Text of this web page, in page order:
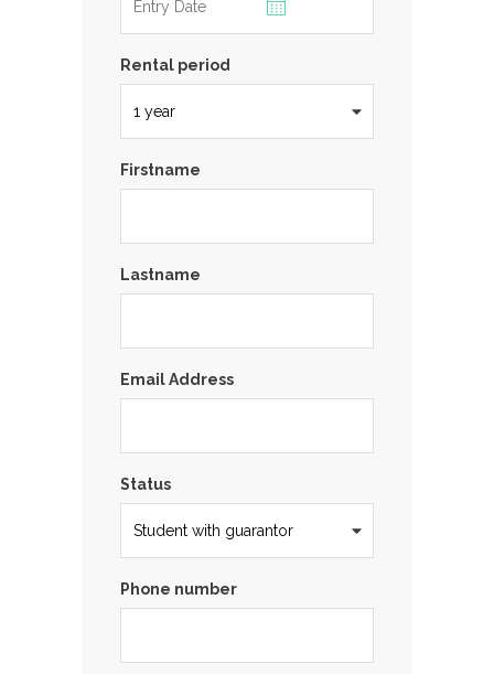
Rental period
Firstname
Lastname
Email Address
Status
Phone number